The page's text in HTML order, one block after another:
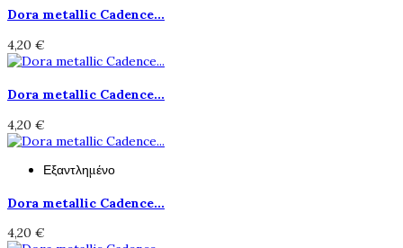
Dora metallic Cadence...
4,20 €
Dora metallic Cadence...
4,20 €
Εξαντλημένο
Dora metallic Cadence...
4,20 €